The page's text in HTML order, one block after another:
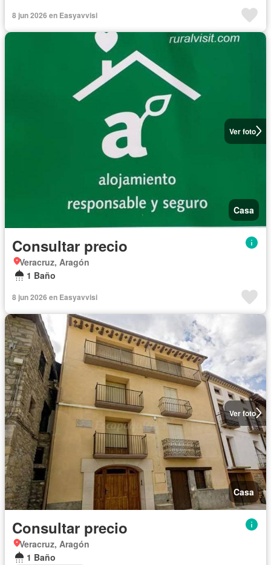
8 jun 2026 en Easyavvisi
Ver foto
Casa
Consultar precio
Veracruz, Aragón
1 Baño
8 jun 2026 en Easyavvisi
Ver foto
Casa
Consultar precio
Veracruz, Aragón
1 Baño